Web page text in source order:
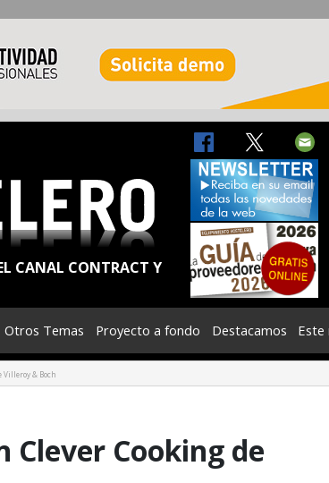
CANAL CONTRACT Y
Otros Temas Proyecto a fondo Destacamos Este
Villeroy & Boch
Clever Cooking de